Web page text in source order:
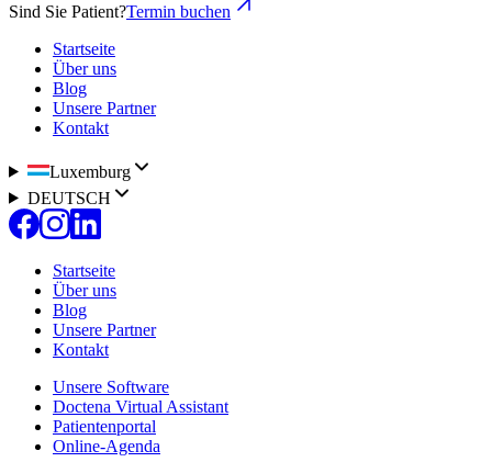
Sind Sie Patient?Termin buchen
Startseite
Über uns
Blog
Unsere Partner
Kontakt
Luxemburg
DEUTSCH
Startseite
Über uns
Blog
Unsere Partner
Kontakt
Unsere Software
Doctena Virtual Assistant
Patientenportal
Online-Agenda